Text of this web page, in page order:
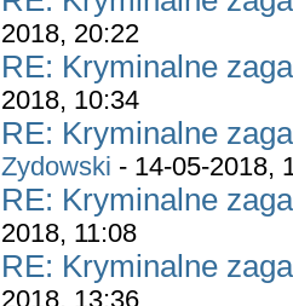
2018, 20:22
RE: Kryminalne
2018, 10:34
RE: Kryminalne
Zydowski - 14-05-2018,
RE: Kryminalne
2018, 11:08
RE: Kryminalne
2018, 13:36